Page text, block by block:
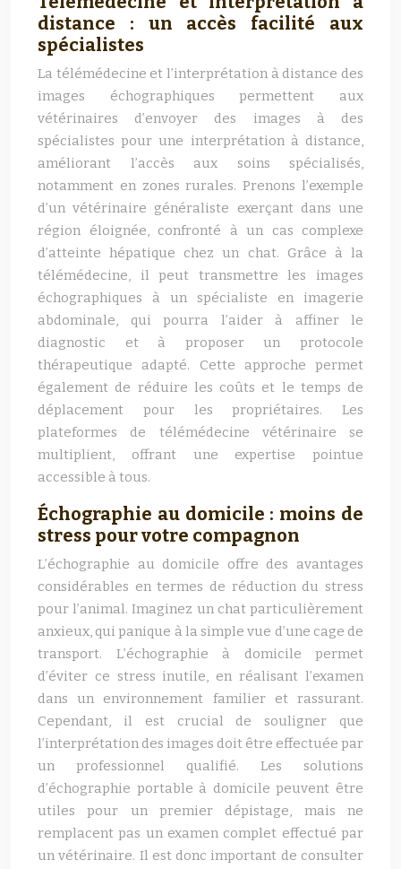
distance : un accès facilité aux
spécialistes
La télémédecine et l’interprétation à distance des
images échographiques permettent aux
vétérinaires d’envoyer des images à des
spécialistes pour une interprétation à distance,
améliorant l’accès aux soins spécialisés,
notamment en zones rurales. Prenons l’exemple
d’un vétérinaire généraliste exerçant dans une
région éloignée, confronté à un cas complexe
d’atteinte hépatique chez un chat. Grâce à la
télémédecine, il peut transmettre les images
échographiques à un spécialiste en imagerie
abdominale, qui pourra l’aider à affiner le
diagnostic et à proposer un protocole
thérapeutique adapté. Cette approche permet
également de réduire les coûts et le temps de
déplacement pour les propriétaires. Les
plateformes de télémédecine vétérinaire se
multiplient, offrant une expertise pointue
accessible à tous.
Échographie au domicile : moins de
stress pour votre compagnon
L’échographie au domicile offre des avantages
considérables en termes de réduction du stress
pour l’animal. Imaginez un chat particulièrement
anxieux, qui panique à la simple vue d’une cage de
transport. L’échographie à domicile permet
d’éviter ce stress inutile, en réalisant l’examen
dans un environnement familier et rassurant.
Cependant, il est crucial de souligner que
l’interprétation des images doit être effectuée par
un professionnel qualifié. Les solutions
d’échographie portable à domicile peuvent être
utiles pour un premier dépistage, mais ne
remplacent pas un examen complet effectué par
un vétérinaire. Il est donc important de consulter